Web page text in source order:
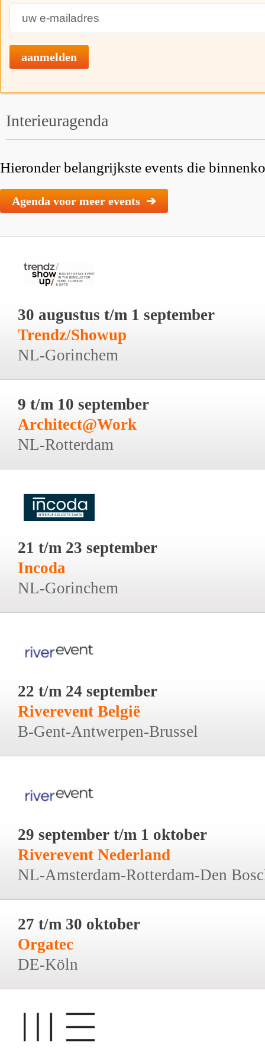
aanmelden
Interieuragenda
Hieronder belangrijkste events die
Agenda voor meer events ➔
30 augustus t/m 1 september
Trendz/Showup
NL-Gorinchem
9 t/m 10 september
Architect@Work
NL-Rotterdam
21 t/m 23 september
Incoda
NL-Gorinchem
22 t/m 24 september
Riverevent België
B-Gent-Antwerpen-Brussel
29 september t/m 1 oktober
Riverevent Nederland
NL-Amsterdam-Rotterdam-Den
27 t/m 30 oktober
Orgatec
DE-Köln